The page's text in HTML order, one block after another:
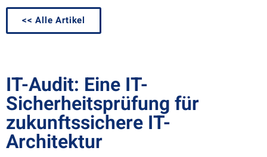
<< Alle Artikel
IT-Audit: Eine IT-
Sicherheitsprüfung für
zukunftssichere IT-
Architektur​